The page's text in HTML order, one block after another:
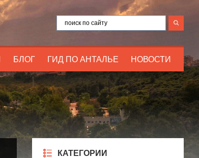
БЛОГ ГИД ПО АНТАЛЬЕ НОВОСТИ
КАТЕГОРИИ